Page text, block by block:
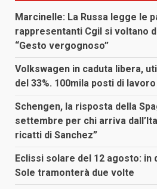
Marcinelle: La Russa legge le
rappresentanti Cgil si voltano
“Gesto vergognoso”
Volkswagen in caduta libera,
del 33%. 100mila posti di
Schengen, la risposta della
settembre per chi arriva
ricatti di Sanchez”
Eclissi solare del 12 agosto: in
Sole tramonterà due volte